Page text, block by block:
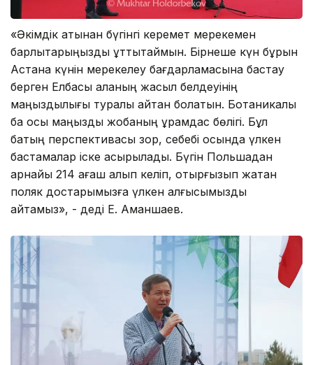
«Әкімдік атынан бүгінгі керемет мерекемен
барлықтарыңызды құттықтаймын. Бірнеше күн бұрын
Астана күнін мерекелеу бағдарламасына бастау
берген Елбасы қаланың жасыл белдеуінің
маңыздылығы туралы айтқан болатын. Ботаникалық
бақ осы маңызды жобаның құрамдас бөлігі. Бұл
бақтың перспективасы зор, себебі осында үлкен
бастамалар іске асырылады. Бүгін Польшадан
арнайы 214 ағаш алып келіп, отырғызып жатқан
поляк достарымызға үлкен алғысымызды
айтамыз», - деді Е. Аманшаев.